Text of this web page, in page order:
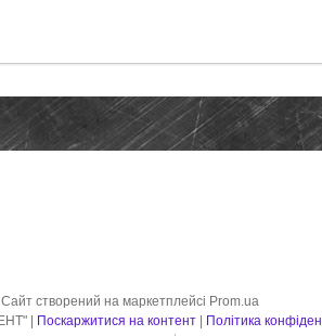
Сайт створений на маркетплейсі Prom.ua
Поскаржитися на контент
Політика